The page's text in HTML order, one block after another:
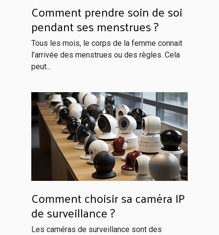
Comment prendre soin de soi
pendant ses menstrues ?
Tous les mois, le corps de la femme connait
l’arrivée des menstrues ou des règles. Cela
peut...
Comment choisir sa caméra IP
de surveillance ?
Les caméras de surveillance sont des